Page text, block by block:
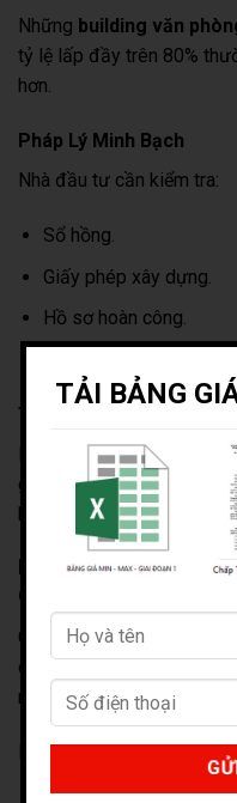
Những building văn
tỷ lệ lấp đầy trên 80%
hơn.
Pháp Lý Minh Bạch
Nhà đầu tư cần kiểm tra:
Sổ hồng.
Giấy phép xây dựng.
Hồ sơ hoàn công.
Tỷ Suất Sinh Lời
tòa nhà văn phòng
giá thuê mà còn phải đảm
hạn.
Ký Gửi Bán Tòa Nhà
Chóng
Các giao dịch tòa nhà văn
chục đến hàng trăm tỷ
nghiệm và hệ thống khách
Dịch vụ:
TẢI BẢNG